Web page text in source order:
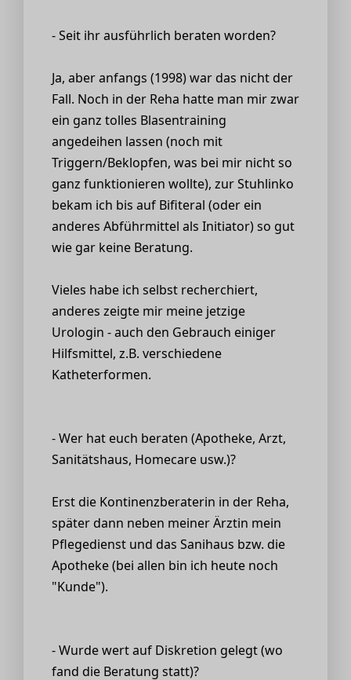
- Seit ihr ausführlich beraten worden?
Ja, aber anfangs (1998) war das nicht der
Fall. Noch in der Reha hatte man mir zwar
ein ganz tolles Blasentraining
angedeihen lassen (noch mit
Triggern/Beklopfen, was bei mir nicht so
ganz funktionieren wollte), zur Stuhlinko
bekam ich bis auf Bifiteral (oder ein
anderes Abführmittel als Initiator) so gut
wie gar keine Beratung.
Vieles habe ich selbst recherchiert,
anderes zeigte mir meine jetzige
Urologin - auch den Gebrauch einiger
Hilfsmittel, z.B. verschiedene
Katheterformen.
- Wer hat euch beraten (Apotheke, Arzt,
Sanitätshaus, Homecare usw.)?
Erst die Kontinenzberaterin in der Reha,
später dann neben meiner Ärztin mein
Pflegedienst und das Sanihaus bzw. die
Apotheke (bei allen bin ich heute noch
"Kunde").
- Wurde wert auf Diskretion gelegt (wo
fand die Beratung statt)?